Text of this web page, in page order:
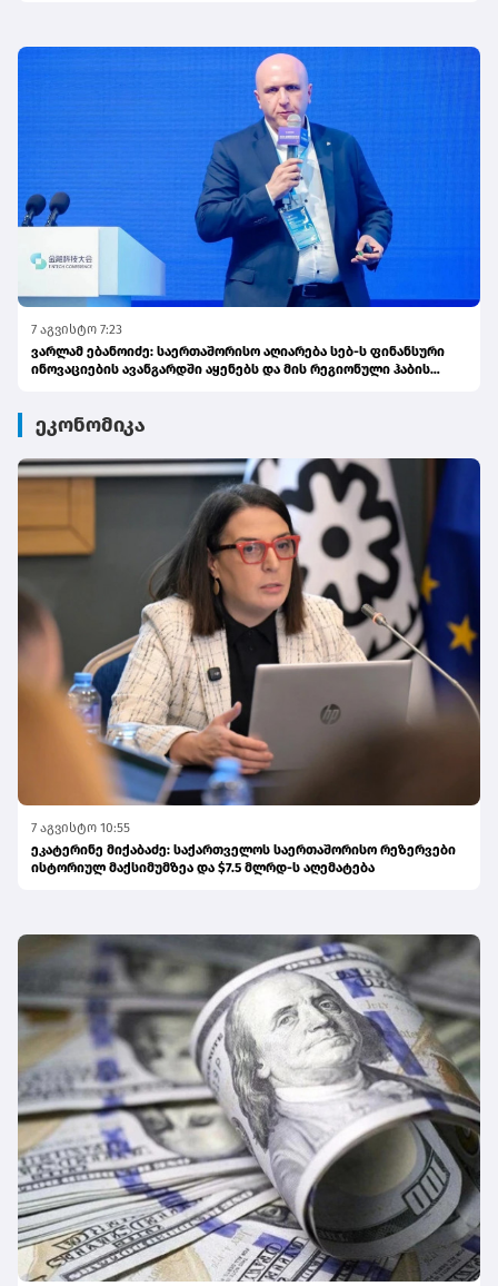
7 აგვისტო 7:23
ვარლამ ებანოიძე: საერთაშორისო აღიარება სებ-ს ფინანსური
ინოვაციების ავანგარდში აყენებს და მის რეგიონული ჰაბის
ეკონომიკა
7 აგვისტო 10:55
ეკატერინე მიქაბაძე: საქართველოს საერთაშორისო რეზერვები
ისტორიულ მაქსიმუმზეა და $7.5 მლრდ-ს აღემატება